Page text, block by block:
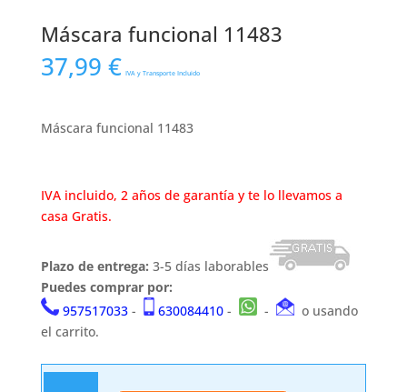
Máscara funcional 11483
37,99 € IVA y Transporte Incluido
Máscara funcional 11483
IVA incluido, 2 años de garantía y te lo llevamos a
casa Gratis.
Plazo de entrega: 3-5 días laborables
Puedes comprar por:
957517033- 630084410- -
o usando
el carrito.